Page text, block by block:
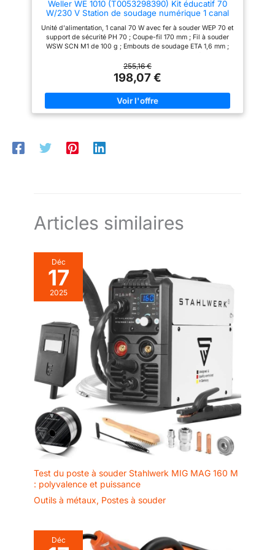
soudure et les pointes
authentiques weller de la série
performances et une durée de
vie extraordinaire. Édition noire
limitée pour le 80e anniversaire
Weller WE 1010 (T0053298390) Kit éducatif 70
W/230 V Station de soudage numérique 1 canal
soudure, plage de température 100 °C – 450 °C
Bleu
Unité d'alimentation, 1 canal 70 W avec fer à souder WEP 70 et
support de sécurité PH 70 ; Coupe-fil 170 mm ; Fil à souder
WSW SCN M1 de 100 g ; Embouts de soudage ETA 1,6 mm ;
l'énergie, protéger l'équipement Fil à souder WSW ; fil à
souder polyvalent avec d'excellentes propriétés d'humectation
Utilisation des embouts de soudage ET
255,16 €
198,07 €
Articles similaires
Déc
17
2025
Test du poste à souder Stahlwerk MIG MAG 160 M
: polyvalence et puissance
Outils à métaux, Postes à souder
Déc